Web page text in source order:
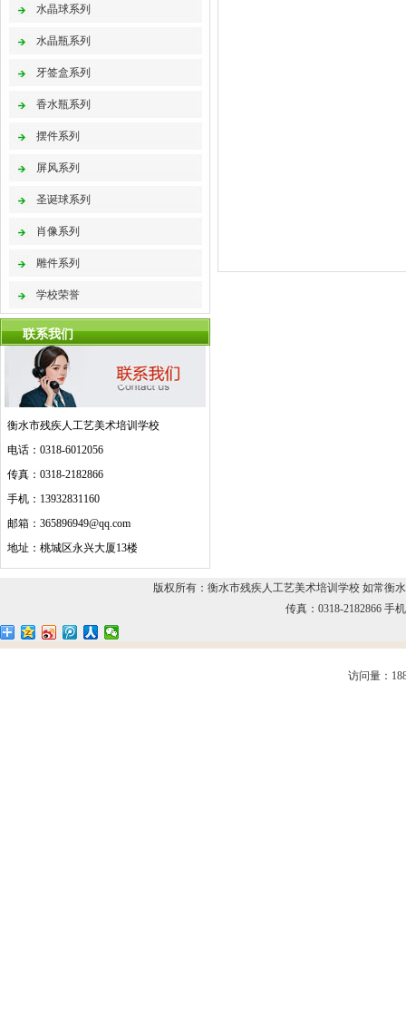
水晶球系列
水晶瓶系列
牙签盒系列
香水瓶系列
摆件系列
屏风系列
圣诞球系列
肖像系列
雕件系列
学校荣誉
联系我们
衡水市残疾人工艺美术培训学校
电话：0318-6012056
传真：0318-2182866
手机：13932831160
邮箱：365896949@qq.com
地址：桃城区永兴大厦13楼
版权所有：衡水市残疾人工艺美术培训学校 如常衡
传真：0318-2182866 手
访问量：